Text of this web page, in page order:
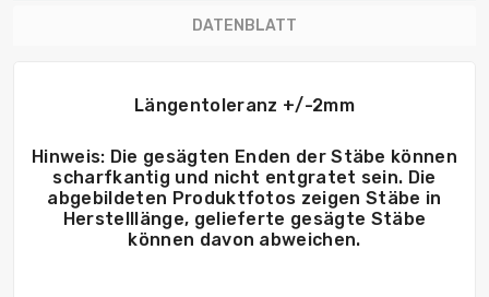
DATENBLATT
Längentoleranz +/-2mm
Hinweis: Die gesägten Enden der Stäbe können
scharfkantig und nicht entgratet sein. Die
abgebildeten Produktfotos zeigen Stäbe in
Herstelllänge, gelieferte gesägte Stäbe
können davon abweichen.